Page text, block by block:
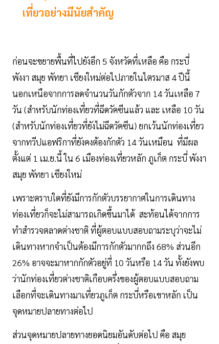
เที่ยวอย่างมีนัยสำคัญ
ก่อนจะขยายพื้นที่ไปยังอีก 5 จังหวัดที่เหลือ คือ กระบี่
พังงา สมุย พัทยา เชียงใหม่ต่อไปภายในไตรมาส 4 ปีนี้
นอกเหนือจากการลดจำนวนวันกักตัวจาก 14 วันเหลือ 7
วัน (สำหรับนักท่องเที่ยวที่ฉีดวัคซีนแล้ว และ เหลือ 10 วัน
(สำหรับนักท่องเที่ยวที่ยังไม่ฉีดวัคซีน) ยกเว้นนักท่องเที่ยว
จากทวีปแอฟริกาที่ยังคงต้องกักตัว 14 วันเหมือน ที่มีผล
ตั้งแต่ 1 เม.ย.นี้ ใน 6 เมืองท่องเที่ยวหลัก ภูเก็ต กระบี่ พังงา
สมุย พัทยา เชียงใหม่
เพราะตราบใดที่ยังมีการกักตัวบรรยากาศในการเดินทาง
ท่องเที่ยวก็จะไม่สามารถเกิดขึ้นมาได้ สะท้อนได้จากการ
ทำสำรวจตลาดต่างชาติ ที่ผู้ตอบแบบสอบถามระบุว่าจะไม่
เดินทางหากจำเป็นต้องมีการกักตัวมากกถึง 68% ส่วนอีก
26% อาจจะมาหากกักตัวอยู่ที่ 10 วันหรือ 14 วัน ทั้งยังพบ
ว่านักท่องเที่ยวต่างชาติเกือบครึ่งของผู้ตอบแบบสอบถาม
เลือกที่จะเดินทางมาเที่ยวภูเก็ต กระบี่หรือเขาหลัก เป็น
จุดหมายปลายทางต่อไป
ส่วนจุดหมายปลายทางยอดนิยมอันดับต่อไป คือ สมุย